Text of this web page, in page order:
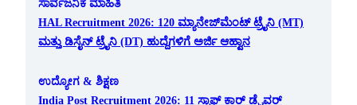
ಸಾರ್ವಜನಿಕ ಮಾಹಿತಿ
HAL Recruitment 2026: 120 ಮ್ಯಾನೇಜ್‌ಮೆಂಟ್ ಟ್ರೈನಿ (MT)
ಮತ್ತು ಡಿಸೈನ್ ಟ್ರೈನಿ (DT) ಹುದ್ದೆಗಳಿಗೆ ಅರ್ಜಿ ಆಹ್ವಾನ
ಉದ್ಯೋಗ & ಶಿಕ್ಷಣ
India Post Recruitment 2026: 11 ಸ್ಟಾಫ್ ಕಾರ್ ಡ್ರೈವರ್